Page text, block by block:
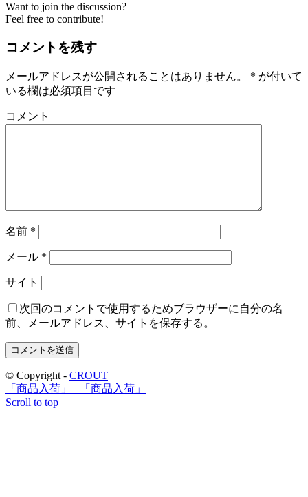
Want to join the discussion?
Feel free to contribute!
コメントを残す
メールアドレスが公開されることはありません。 * が付いて
いる欄は必須項目です
コメント
名前 *
メール *
サイト
次回のコメントで使用するためブラウザーに自分の名
前、メールアドレス、サイトを保存する。
© Copyright - CROUT
「商品入荷」
「商品入荷」
Scroll to top